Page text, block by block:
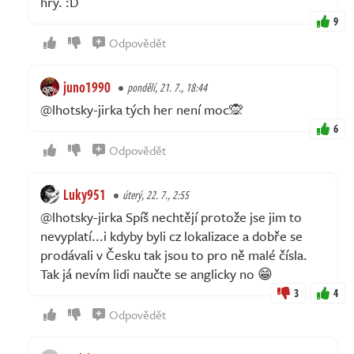
9
Odpovědět
juno1990 pondělí, 21. 7., 18:44
@lhotsky-jirka tých her není moc🙊
6
Odpovědět
Luky951 úterý, 22. 7., 2:55
@lhotsky-jirka Spíš nechtějí protože jse jim to
nevyplatí...i kdyby byli cz lokalizace a dobře se
prodávali v Česku tak jsou to pro ně malé čísla.
Tak já nevím lidi naučte se anglicky no 😁
3 4
Odpovědět